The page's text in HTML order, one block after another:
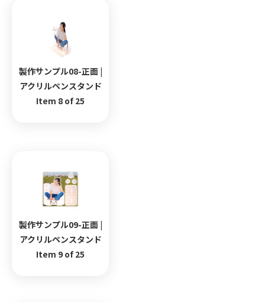
製作サンプル08-正面 |
アクリルペンスタンド
Item 8 of 25
製作サンプル09-正面 |
アクリルペンスタンド
Item 9 of 25